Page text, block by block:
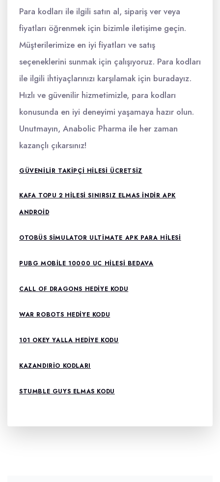
Para kodları ile ilgili satın al, sipariş ver veya
fiyatları öğrenmek için bizimle iletişime geçin.
Müşterilerimize en iyi fiyatları ve satış
seçeneklerini sunmak için çalışıyoruz. Para kodları
ile ilgili ihtiyaçlarınızı karşılamak için buradayız.
Hızlı ve güvenilir hizmetimizle, para kodları
konusunda en iyi deneyimi yaşamaya hazır olun.
Unutmayın, Anabolic Pharma ile her zaman
kazançlı çıkarsınız!
GÜVENILIR TAKIPÇI HILESI ÜCRETSIZ
KAFA TOPU 2 HILESI SINIRSIZ ELMAS İNDIR APK
ANDROID
OTOBÜS SIMULATOR ULTIMATE APK PARA HILESI
PUBG MOBILE 10000 UC HILESI BEDAVA
CALL OF DRAGONS HEDIYE KODU
WAR ROBOTS HEDIYE KODU
101 OKEY YALLA HEDIYE KODU
KAZANDIRIO KODLARI
STUMBLE GUYS ELMAS KODU